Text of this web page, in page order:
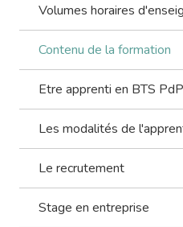
Volumes horaires
Contenu de la formation
Etre apprenti en BTS PdP
Les modalités de
Le recrutement
Stage en entreprise